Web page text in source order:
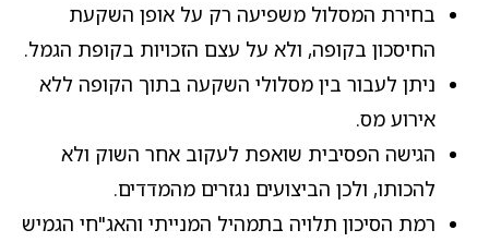
בחירת המסלול משפיעה רק על אופן השקעת
החיסכון בקופה, ולא על עצם הזכויות בקופת הגמל.
ניתן לעבור בין מסלולי השקעה בתוך הקופה ללא
אירוע מס.
הגישה הפסיבית שואפת לעקוב אחר השוק ולא
להכותו, ולכן הביצועים נגזרים מהמדדים.
רמת הסיכון תלויה בתמהיל המנייתי והאג"חי הגמיש